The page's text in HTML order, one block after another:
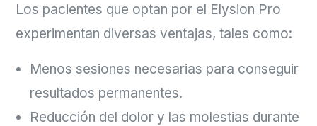
Los pacientes que optan por el Elysion Pro
experimentan diversas ventajas, tales como:
Menos sesiones necesarias para conseguir
resultados permanentes.
Reducción del dolor y las molestias durante